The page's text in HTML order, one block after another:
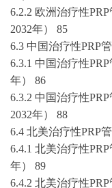
6.2.2 欧洲治疗性PRP
2032年）
85
6.3 中国治疗性PRP管
6.3.1 中国治疗性PRP
年）
86
6.3.2 中国治疗性PRP
2032年）
88
6.4 北美治疗性PRP管
6.4.1 北美治疗性PRP
年）
89
6.4.2 北美治疗性PRP